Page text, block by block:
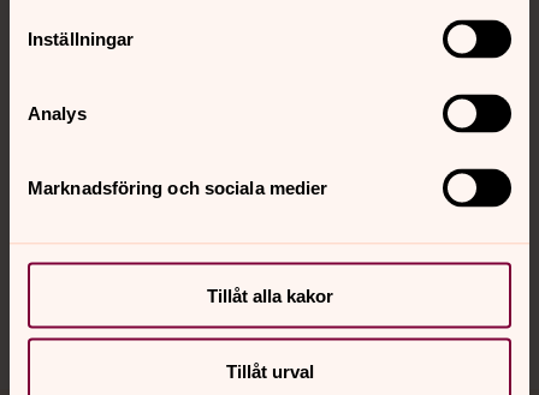
Inställningar
Analys
Marknadsföring och sociala medier
Tillåt alla kakor
Tillåt urval
Sociala kanaler